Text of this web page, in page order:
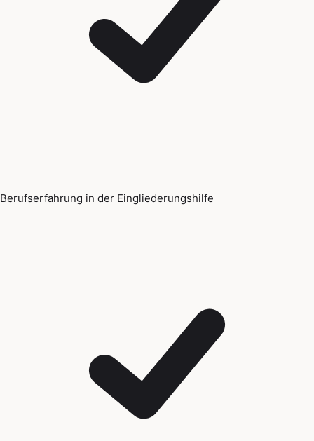
Berufserfahrung in der Eingliederungshilfe